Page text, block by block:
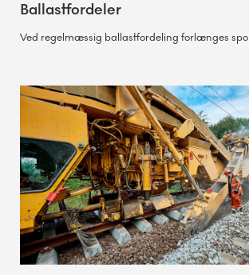
Ballastfordeler
Ved regelmæssig ballastfordeling forlænges